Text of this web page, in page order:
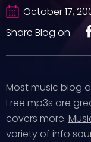
October 17,
Share Blog on
Most music blog
Free mp3s are
covers more.
variety of info